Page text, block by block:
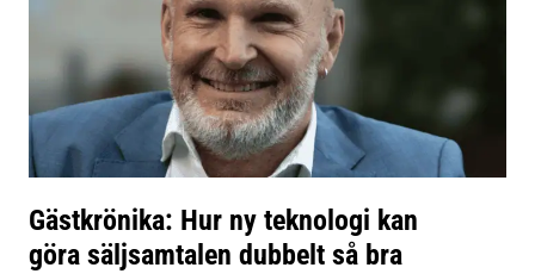
Gästkrönika: Hur ny teknologi kan
göra säljsamtalen dubbelt så bra